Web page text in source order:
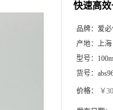
快速高
品牌： 爱必
产地： 上海
型号：
货号：
价格： ￥